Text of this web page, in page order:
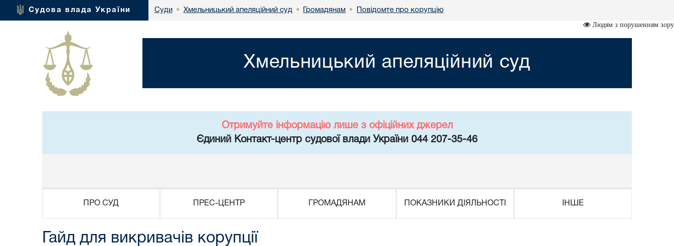
Судова влада України Суди • Хмельницький апеляційний суд • Громадянам • Повідомте про корупцію
Людям з порушенням зору
Хмельницький апеляційний суд
Отримуйте інформацію лише з офіційних джерел
Єдиний Контакт-центр судової влади України 044 207-35-46
ПРО СУД ПРЕС-ЦЕНТР ГРОМАДЯНАМ ПОКАЗНИКИ ДІЯЛЬНОСТІ ІНШЕ
Гайд для викривачів корупції